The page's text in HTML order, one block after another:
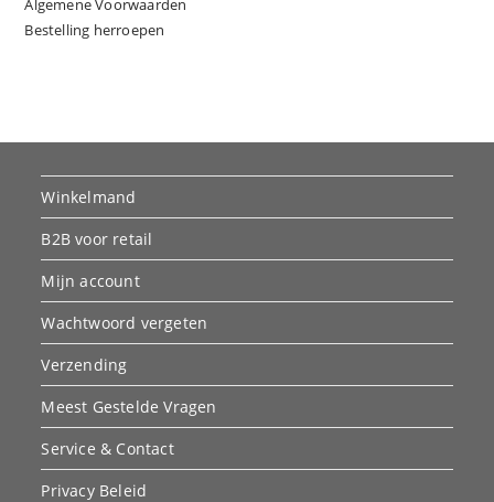
Algemene Voorwaarden
Bestelling herroepen
Winkelmand
B2B voor retail
Mijn account
Wachtwoord vergeten
Verzending
Meest Gestelde Vragen
Service & Contact
Privacy Beleid